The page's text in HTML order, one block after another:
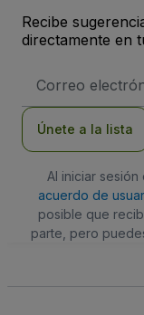
Recibe
directamente en
de
Únete a la lista
Al iniciar
acuerdo de
posible que
parte, pero